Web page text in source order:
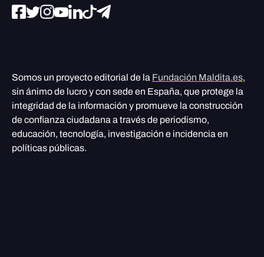
Somos un proyecto editorial de la Fundación Maldita.es,
sin ánimo de lucro y con sede en España, que protege la
integridad de la información y promueve la construcción
de confianza ciudadana a través de periodismo,
educación, tecnología, investigación e incidencia en
políticas públicas.